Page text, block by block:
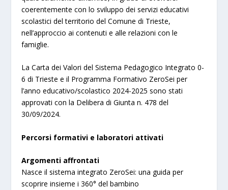
coerentemente con lo sviluppo dei servizi educativi
scolastici del territorio del Comune di Trieste,
nell’approccio ai contenuti e alle relazioni con le
famiglie.
La Carta dei Valori del Sistema Pedagogico Integrato 0-
6 di Trieste e il Programma Formativo ZeroSei per
l’anno educativo/scolastico 2024-2025 sono stati
approvati con la Delibera di Giunta n. 478 del
30/09/2024.
Percorsi formativi e laboratori attivati
Argomenti affrontati
Nasce il sistema integrato ZeroSei: una guida per
scoprire insieme i 360° del bambino